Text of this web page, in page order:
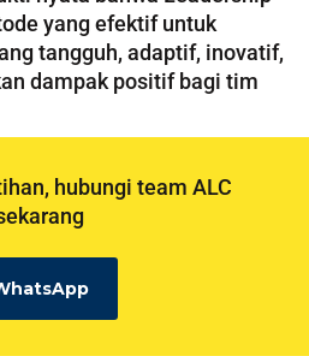
yang efektif untuk
tangguh, adaptif, inovatif,
dampak positif bagi tim
hubungi team ALC